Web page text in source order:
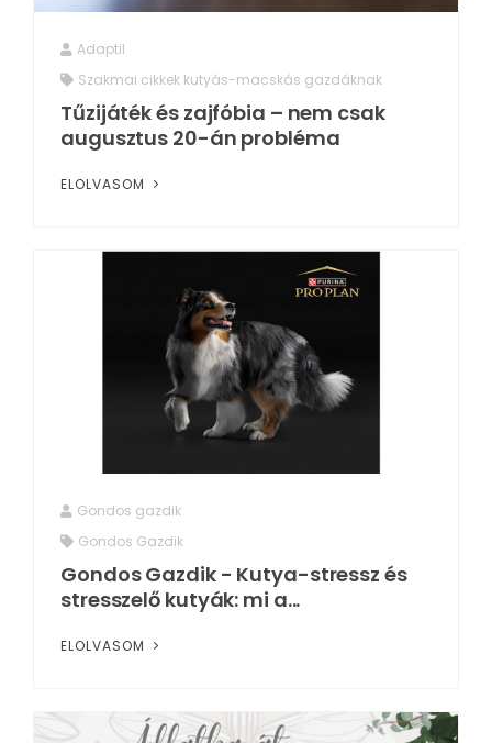
Adaptil
Szakmai cikkek kutyás-macskás gazdáknak
Tűzijáték és zajfóbia – nem csak
augusztus 20-án probléma
ELOLVASOM
Gondos gazdik
Gondos Gazdik
Gondos Gazdik - Kutya-stressz és
stresszelő kutyák: mi a...
ELOLVASOM